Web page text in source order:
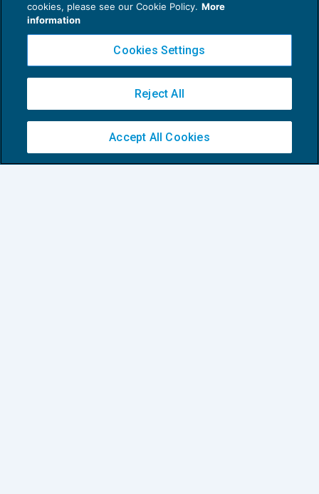
NEWS DEL GIORNO09/04/2021
cookies, please see our Cookie Policy. More
information
Cookies Settings
Reject All
Accept All Cookies